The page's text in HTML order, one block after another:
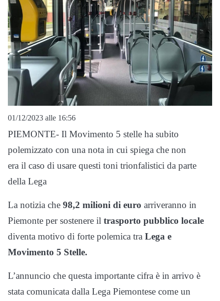
01/12/2023 alle 16:56
PIEMONTE- Il Movimento 5 stelle ha subito
polemizzato con una nota in cui spiega che non
era il caso di usare questi toni trionfalistici da parte
della Lega
La notizia che 98,2 milioni di euro arriveranno in
Piemonte per sostenere il trasporto pubblico locale
diventa motivo di forte polemica tra Lega e
Movimento 5 Stelle.
L’annuncio che questa importante cifra è in arrivo è
stata comunicata dalla Lega Piemontese come un